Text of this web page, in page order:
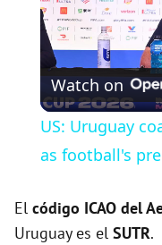
Watch on
US: Uruguay
as football's
El código ICAO del
Uruguay es el SUTR.